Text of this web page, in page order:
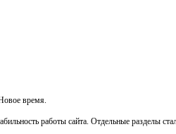
время.
работы сайта. Отдельные разделы